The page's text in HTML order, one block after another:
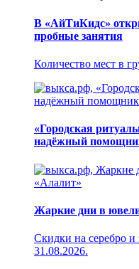
В «АйТиКидс»
пробные занятия
Количество мест в
«Городская
надёжный
Жаркие дни в
Скидки на серебро и
31.08.2026.